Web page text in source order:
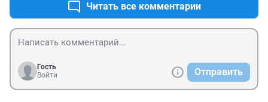
Читать все комментарии
Гость
Войти
Отправить